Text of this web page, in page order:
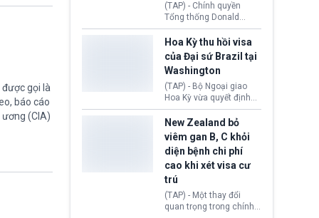
gọi là
báo cáo
(CIA)
(TAP) - Chính quyền
Tổng thống Donald
Trump đã hoàn trả
khoảng 100 tỷ USD thuế
quan từng thu theo Đạo
luật Quyền hạn Kinh tế
Khẩn cấp Quốc tế
(IEEPA). Động thái này
diễn ra sau phán quyết
hồi tháng 2 bởi Tòa án
Tối cao Hoa Kỳ
(SCOTUS) khi tuyên bố,
việc áp thuế diện rộng là
hoàn toàn bất hợp pháp.
Hoa Kỳ thu hồi visa
của Đại sứ Brazil tại
Washington
(TAP) - Bộ Ngoại giao
Hoa Kỳ vừa quyết định
thu hồi thị thực (visa)
của bà Maria Luiza
Ribeiro Viotti - Đại sứ
Brazil tại Washington.
Động thái trên diễn ra
trong bối cảnh tranh
chấp ngoại giao giữa
chính quyền Tổng thống
Donald Trump và chính
phủ cánh tả Tổng thống
New Zealand bỏ
viêm gan B, C khỏi
diện bệnh chi phí
cao khi xét visa cư
trú
(TAP) - Một thay đổi
quan trọng trong chính